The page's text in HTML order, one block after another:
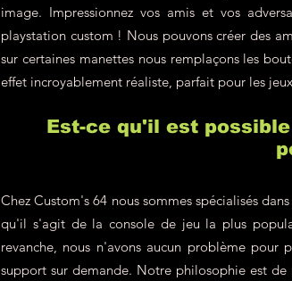
image. Impressionnez vos amis et vos
playstation custom ! Nous pouvons créer des
sur certaines manettes nous remplaçons les
effet incroyablement réaliste, parfait pour les
Est-ce qu'il est
Chez Custom's 64 nous sommes spécialisés
qu'il s'agit de la console de jeu la plus
revanche, nous n'avons aucun problème
support sur demande. Notre philosophie est